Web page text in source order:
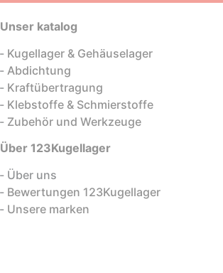
Unser katalog
Kugellager & Gehäuselager
Abdichtung
Kraftübertragung
Klebstoffe & Schmierstoffe
Zubehör und Werkzeuge
Über 123Kugellager
Über uns
Bewertungen 123Kugellager
Unsere marken